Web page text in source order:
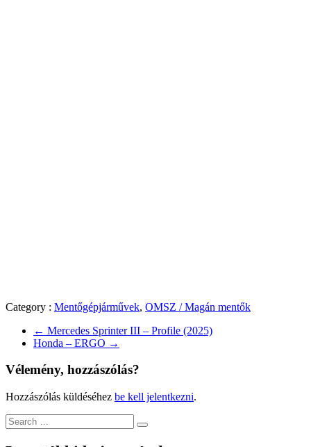
Category : Mentőgépjárművek, OMSZ / Magán mentők
← Mercedes Sprinter III – Profile (2025)
Honda – ERGO →
Vélemény, hozzászólás?
Hozzászólás küldéséhez be kell jelentkezni.